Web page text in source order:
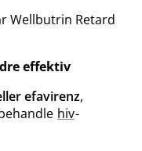
Wellbutrin Retard
effektiv
efavirenz,
hiv-